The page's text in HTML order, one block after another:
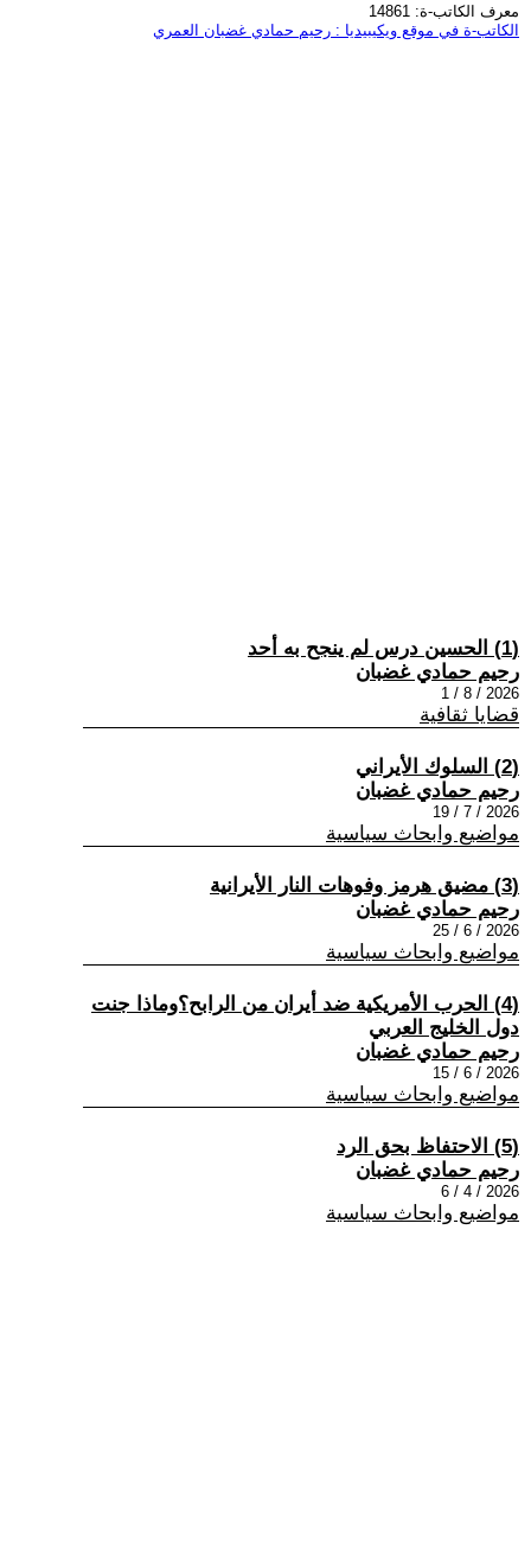
معرف الكاتب-ة: 14861
الكاتب-ة في موقع ويكيبيديا : رحيم حمادي غضبان العمري
(1) الحسين درس لم ينجح به أحد
رحيم حمادي غضبان
2026 / 8 / 1
قضايا ثقافية
(2) السلوك الأيراني
رحيم حمادي غضبان
2026 / 7 / 19
مواضيع وابحاث سياسية
(3) مضيق هرمز وفوهات النار الأيرانية
رحيم حمادي غضبان
2026 / 6 / 25
مواضيع وابحاث سياسية
(4) الحرب الأمريكية ضد أيران من الرابح؟وماذا جنت
دول الخليج العربي
رحيم حمادي غضبان
2026 / 6 / 15
مواضيع وابحاث سياسية
(5) الاحتفاظ بحق الرد
رحيم حمادي غضبان
2026 / 4 / 6
مواضيع وابحاث سياسية